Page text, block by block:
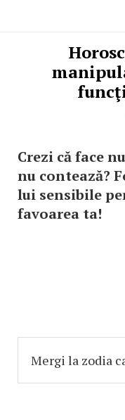
Crezi că face
nu contează?
lui sensibile
favoarea ta!